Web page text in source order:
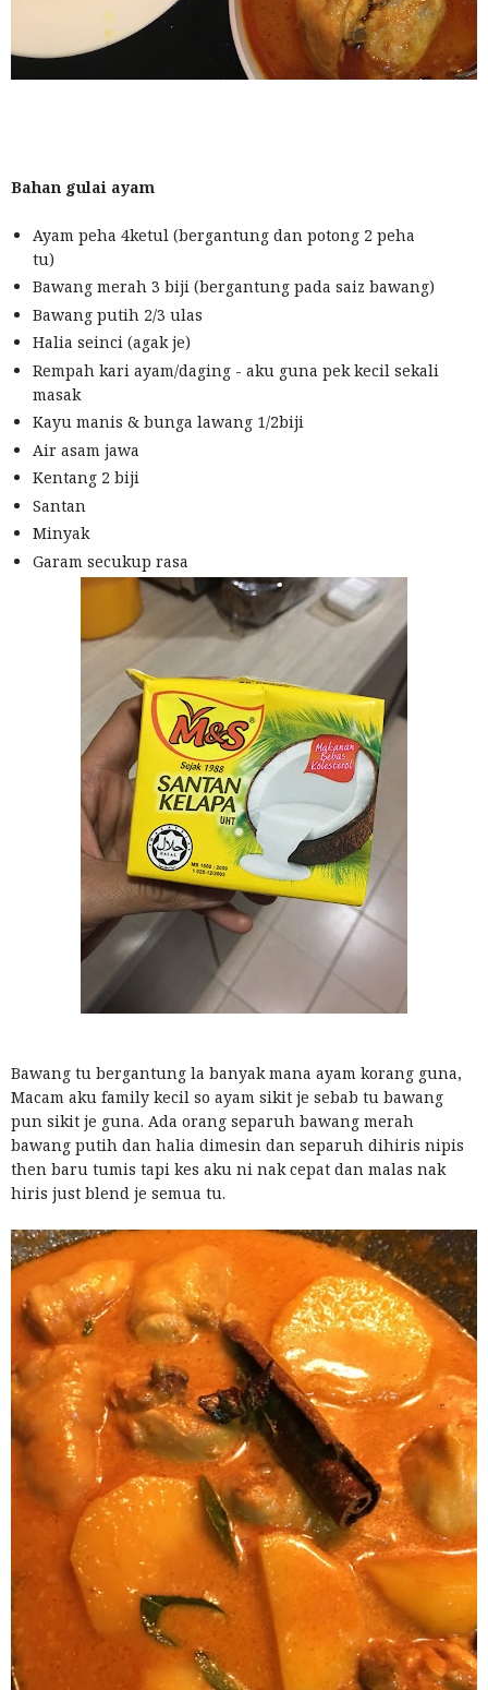
Bahan gulai ayam
Ayam peha 4ketul (bergantung dan potong 2 peha
tu)
Bawang merah 3 biji (bergantung pada saiz bawang)
Bawang putih 2/3 ulas
Halia seinci (agak je)
Rempah kari ayam/daging - aku guna pek kecil sekali
masak
Kayu manis & bunga lawang 1/2biji
Air asam jawa
Kentang 2 biji
Santan
Minyak
Garam secukup rasa
Bawang tu bergantung la banyak mana ayam korang guna,
Macam aku family kecil so ayam sikit je sebab tu bawang
pun sikit je guna. Ada orang separuh bawang merah
bawang putih dan halia dimesin dan separuh dihiris nipis
then baru tumis tapi kes aku ni nak cepat dan malas nak
hiris just blend je semua tu.